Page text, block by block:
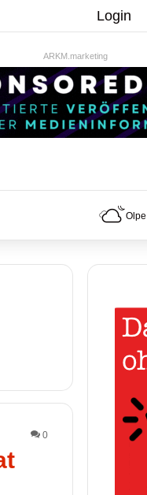
Login
ARKM.marketing
Olpe
0